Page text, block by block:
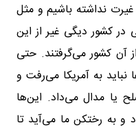
نداشته باشیم و مثل
در کشور دیگی غیر از این
آن کشور می‌گرفتند. حتی
رئیس فیفا نباید به آمریکا می‌رفت و
یا مدال می‌داد. این‌ها
و به رختکن ما می‌آید تا